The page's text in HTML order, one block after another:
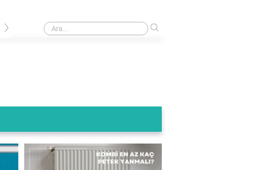
Kombi baca ucu kuşluk ne ise yarar?
›